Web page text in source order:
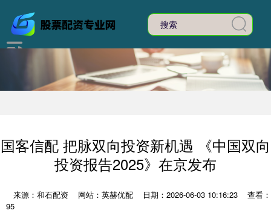
国客信配 把脉双向投资新机遇 《中国双向
投资报告2025》在京发布
来源：和石配资 网站：英赫优配 日期：2026-06-03 10:16:23
查看：
95